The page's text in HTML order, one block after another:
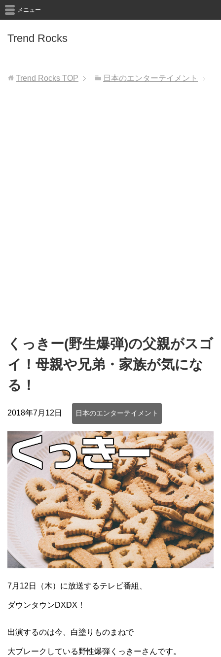
Trend Rocks
メニュー
Trend Rocks TOP 日本のエンターテイメント
くっきー(野生爆弾)の父親がスゴ
イ！母親や兄弟・家族が気にな
る！
2018年7月12日 日本のエンターテイメント
7月12日（木）に放送するテレビ番組、
ダウンタウンDXDX！
出演するのは今、白塗りものまねで
大ブレークしている野性爆弾くっきーさんです。